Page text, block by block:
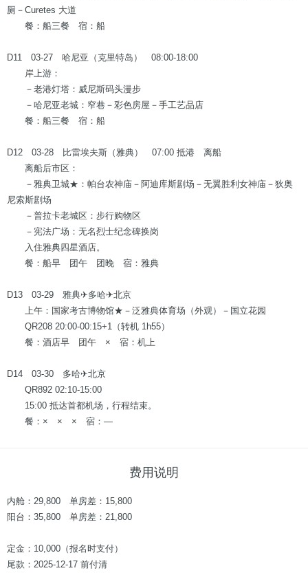
厕－Curetes 大道
餐：船三餐 宿：船
D11 03-27 哈尼亚（克里特岛） 08:00-18:00
岸上游：
－老港灯塔：威尼斯码头漫步
－哈尼亚老城：窄巷－彩色房屋－手工艺品店
餐：船三餐 宿：船
D12 03-28 比雷埃夫斯（雅典） 07:00 抵港 离船
离船后市区：
－雅典卫城★：帕台农神庙－阿迪库斯剧场－无翼胜利女神庙－狄奥
尼索斯剧场
－普拉卡老城区：步行购物区
－宪法广场：无名烈士纪念碑换岗
入住雅典四星酒店。
餐：船早 团午 团晚 宿：雅典
D13 03-29 雅典✈多哈✈北京
上午：国家考古博物馆★－泛雅典体育场（外观）－国立花园
QR208 20:00-00:15+1（转机 1h55）
餐：酒店早 团午 × 宿：机上
D14 03-30 多哈✈北京
QR892 02:10-15:00
15:00 抵达首都机场，行程结束。
餐：× × × 宿：—
费用说明
内舱：29,800 单房差：15,800
阳台：35,800 单房差：21,800
定金：10,000（报名时支付）
尾款：2025-12-17 前付清